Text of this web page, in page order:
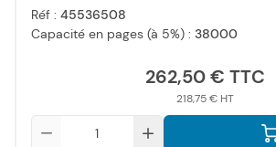
Réf : 45536508
Capacité en pages (à 5%) : 38000
262,50 €
218,75 €